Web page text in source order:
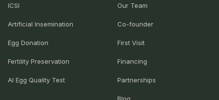
ICSI
Artificial Insemination
Egg Donation
Fertility Preservation
AI Egg Quality Test
Our Team
Co-founder
First Visit
Financing
Partnerships
Blog